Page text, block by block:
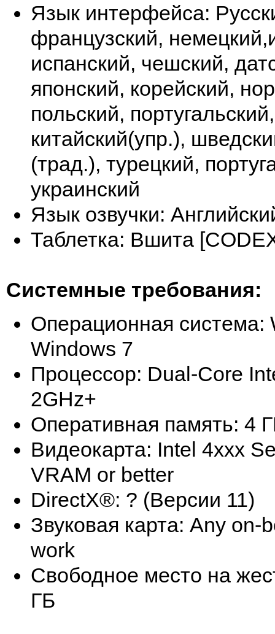
Язык интерфейса:
французский,
испанский, чешский,
японский, корейский,
польский,
китайский(упр.),
(трад.), турецкий,
украинский
Язык озвучки:
Таблетка: Вшита
Системные требования:
Операционная система:
Windows 7
Процессор: Dual-Core
2GHz+
Оперативная память: 4
Видеокарта: Intel 4xxx
VRAM or better
DirectX®: ? (Версии 11)
Звуковая карта: Any on-
work
Свободное место на
ГБ